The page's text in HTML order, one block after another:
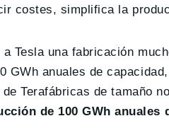
costes, simplifica la
Tesla una fabricación
GWh anuales de
Terafábricas de tamaño
de 100 GWh anuales